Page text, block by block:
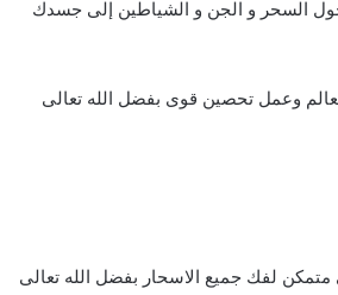
السحر و الجن و الشياطين إلى جسدك
وعمل تحصين قوى بفضل الله تعالى
متمكن لفك جميع الاسحار بفضل الله تعالى